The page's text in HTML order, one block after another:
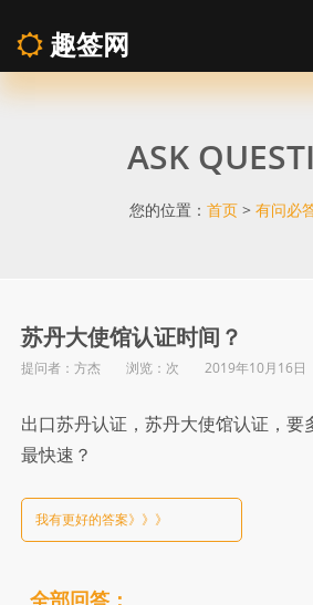
苏
馆
认
证
时
间？
趣签网
ASK
您的位置： 首页 > 有问必
苏丹大使馆认证时间？
提问者：方杰 浏览： 次 2019年10月16日
出口苏丹认证，苏丹大使馆认证，要
最快速？
我有更好的答案》》》
全部回答：